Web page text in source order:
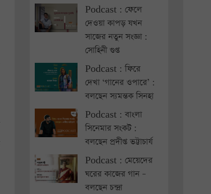
Podcast : ফেলে
দেওয়া কাপড় যখন
সাজের নতুন সংজ্ঞা :
সোহিনী গুপ্ত
Podcast : ফিরে
দেখা ‘গানের ওপারে’ :
বলছেন স্যমন্তক সিনহা
Podcast : বাংলা
সিনেমার সংকট :
বলছেন প্রদীপ্ত ভট্টাচার্য
Podcast : মেয়েদের
ঘরের কাজের গান –
বলছেন চন্দ্রা